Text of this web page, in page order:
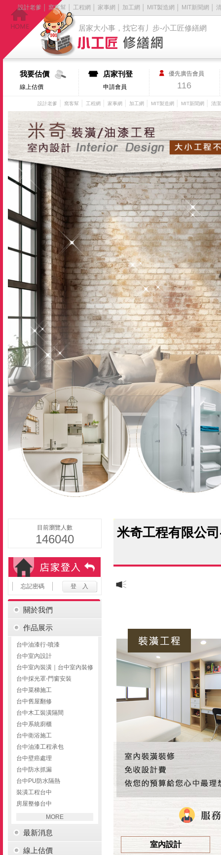
居家大小事，找它有丿步-小工匠修繕網
設計老爹 窩客幫 工程網 家事網 加工網 MIT製造網 MIT新聞網
我要估價
線上估價
店家刊登
申請會員
優先廣告會員
116
設計老爹 窩客幫 工程網 家事網 加工網 MIT製造網 MIT新聞網 清
目前瀏覽人數
146040
忘記密碼
關於我們
作品展示
台中油漆行-噴漆
台中室內設計
台中室內裝潢｜台中室內裝修
台中採光罩-門窗安裝
台中菜梯施工
台中舊屋翻修
台中木工裝潢隔間
台中系統廚櫃
台中衛浴施工
台中油漆工程承包
台中壁癌處理
台中防水抓漏
台中PU防水隔熱
裝潢工程台中
房屋整修台中
MORE
最新消息
線上估價
米奇工程有限公
室內設計